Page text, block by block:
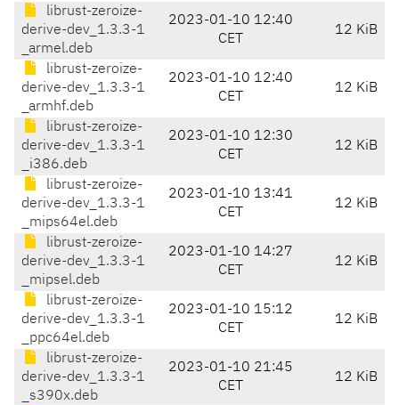
librust-zeroize-
derive-dev_1.3.3-1
_armel.deb
2023-01-10 12:40
CET
12 KiB
librust-zeroize-
derive-dev_1.3.3-1
_armhf.deb
2023-01-10 12:40
CET
12 KiB
librust-zeroize-
derive-dev_1.3.3-1
_i386.deb
2023-01-10 12:30
CET
12 KiB
librust-zeroize-
derive-dev_1.3.3-1
_mips64el.deb
2023-01-10 13:41
CET
12 KiB
librust-zeroize-
derive-dev_1.3.3-1
_mipsel.deb
2023-01-10 14:27
CET
12 KiB
librust-zeroize-
derive-dev_1.3.3-1
_ppc64el.deb
2023-01-10 15:12
CET
12 KiB
librust-zeroize-
derive-dev_1.3.3-1
_s390x.deb
2023-01-10 21:45
CET
12 KiB